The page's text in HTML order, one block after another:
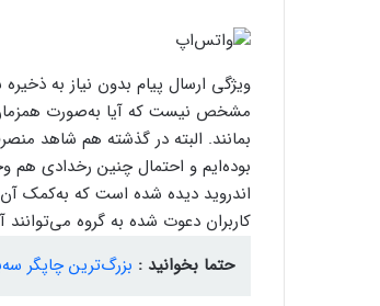
بمانند. البته در گذشته هم شاهد
اندروید دیده شده است که به‌کمک آن
کاربران دعوت شده به گروه می‌توانند
حتما بخوانید : بزرگ‌ترین چاپگر